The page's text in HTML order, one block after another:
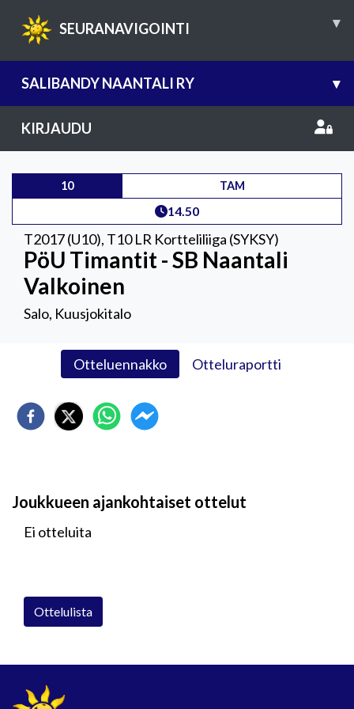
SEURANAVIGOINTI ▾
SALIBANDY NAANTALI RY ▾
KIRJAUDU
10 TAM
14.50
T2017 (U10), T10 LR Kortteliliiga (SYKSY)
PöU Timantit - SB Naantali
Valkoinen
Salo, Kuusjokitalo
Otteluennakko Otteluraportti
Joukkueen ajankohtaiset ottelut
Ei otteluita
Ottelulista